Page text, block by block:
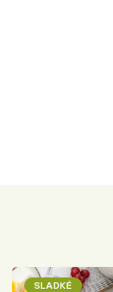
SLADKÉ